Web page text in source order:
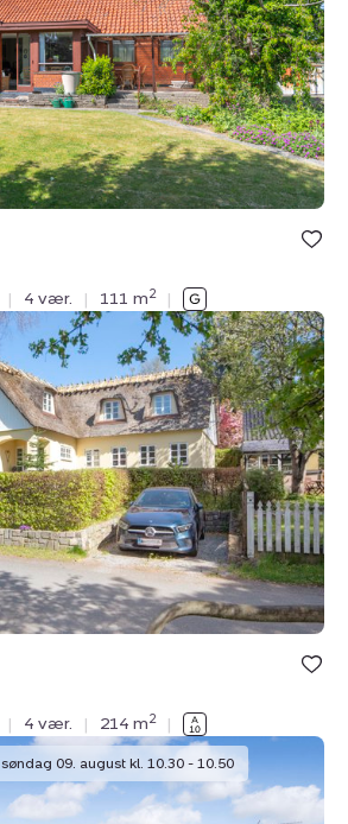
| 4 vær. | 111 m2 |
| 4 vær. | 214 m2 |
søndag 09. august kl. 10.30 - 10.50